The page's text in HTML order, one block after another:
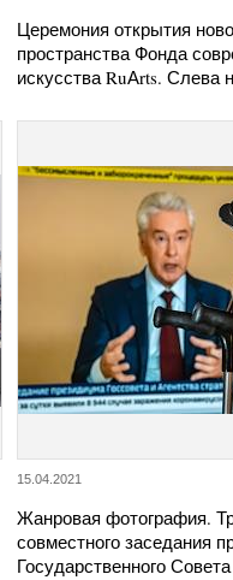
Церемония открытия
пространства Фонда
искусства RuАrts. Слева
15.04.2021
Жанровая фотография.
совместного заседания
Государственного